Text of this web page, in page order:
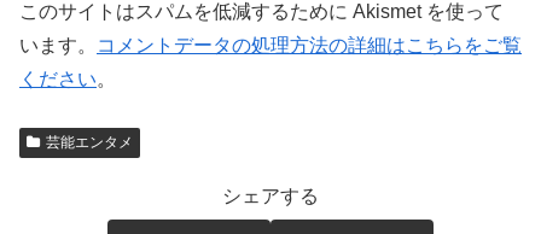
このサイトはスパムを低減するために Akismet を使って
います。
コメントデータの処理方法の詳細はこちらをご覧
ください。
芸能エンタメ
シェアする